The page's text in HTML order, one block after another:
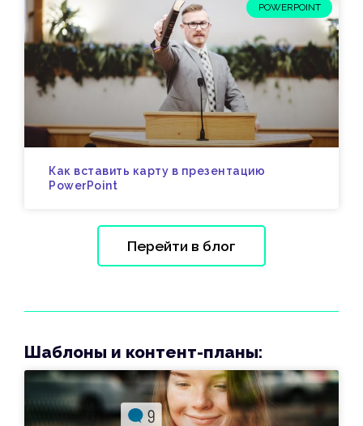
POWERPOINT
Как вставить карту в презентацию
PowerPoint
Перейти в блог
Шаблоны и контент-планы: